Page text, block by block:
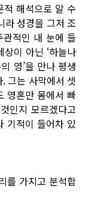
적 해석으로 알 수
라 성경을 그저 조
적인 내 눈에 들
이 아닌 ‘하늘나
영’을 만나 평생
그는 사막에서 셋
영혼만 몸에서 빠
인지 모르겠다고
기적이 들어차 있
를 가지고 분석합